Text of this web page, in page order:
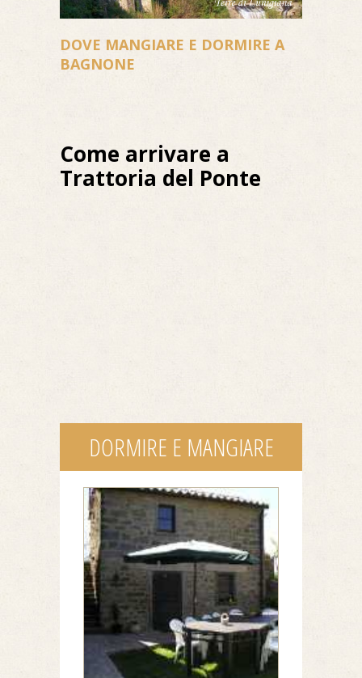
DOVE MANGIARE E DORMIRE A
BAGNONE
Come arrivare a
Trattoria del Ponte
DORMIRE E MANGIARE